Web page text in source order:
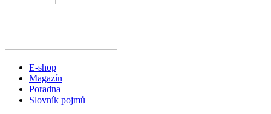
E-shop
Magazín
Poradna
Slovník pojmů